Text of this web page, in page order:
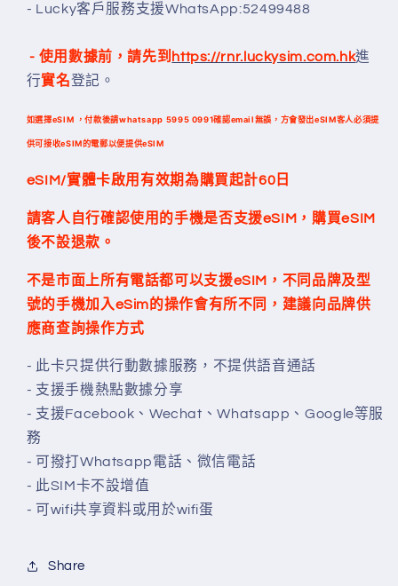
- Lucky客戶服務支援WhatsApp:52499488
- 使用數據前，請先到 https://rnr.luckysim.com.hk進
行實名登記 。
如選擇eSIM ，付款後請whatsapp 5995 0991確認email無誤，方會發出eSIM客人必須提
供可接收eSIM的電郵以便提供eSIM
eSIM/實體卡啟用有效期為購買起計60日
請客人自行確認使用的手機是否支援eSIM，購買eSIM
後不設退款。
不是市面上所有電話都可以支援eSIM ，不同品牌及型
號的手機加入eSim的操作會有所不同，建議向品牌供
應商查詢操作方式
- 此卡只提供行動數據服務，不提供語音通話
- 支援手機熱點數據分享
- 支援Facebook、Wechat、Whatsapp、Google等服
務
- 可撥打Whatsapp電話、微信電話
- 此SIM卡不設增值
- 可wifi共享資料或用於wifi蛋
Share